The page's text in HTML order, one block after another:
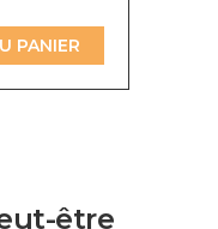
PANIER
être